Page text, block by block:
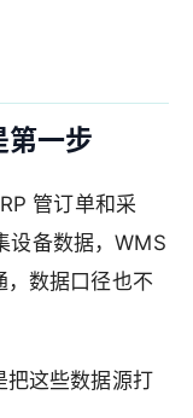
第一步
管订单和采
设备数据，WMS
，数据口径也不
把这些数据源打